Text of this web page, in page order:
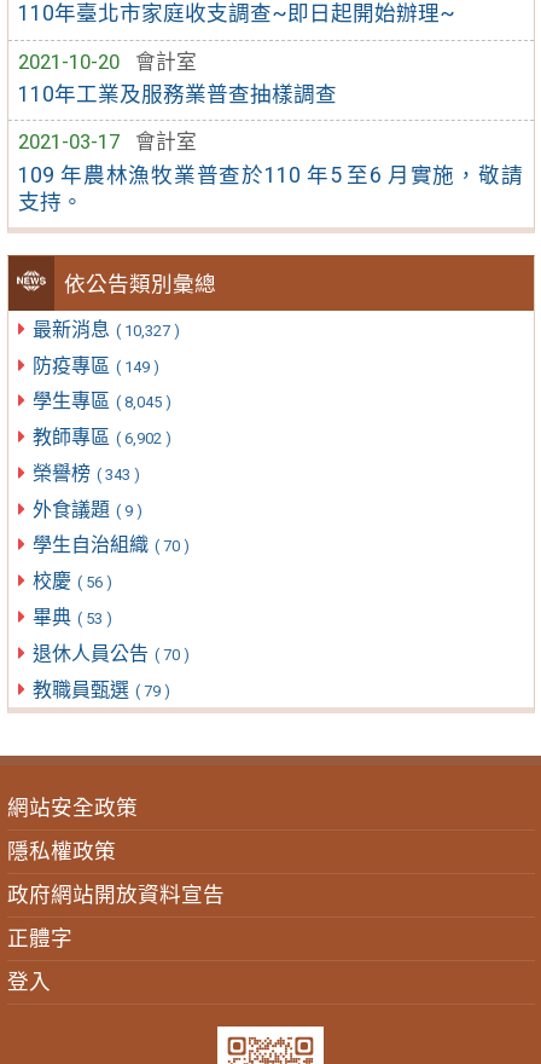
110年臺北市家庭收支調查~即日起開始辦理~
2021-10-20
會計室
110年工業及服務業普查抽樣調查
2021-03-17
會計室
109 年農林漁牧業普查於110 年5 至6 月實施，敬請
支持。
依公告類別彙總
最新消息 ( 10,327 )
防疫專區 ( 149 )
學生專區 ( 8,045 )
教師專區 ( 6,902 )
榮譽榜 ( 343 )
外食議題 ( 9 )
學生自治組織 ( 70 )
校慶 ( 56 )
畢典 ( 53 )
退休人員公告 ( 70 )
教職員甄選 ( 79 )
網站安全政策
隱私權政策
政府網站開放資料宣告
正體字
登入